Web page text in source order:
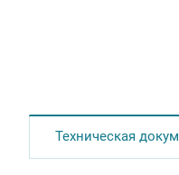
Техническая